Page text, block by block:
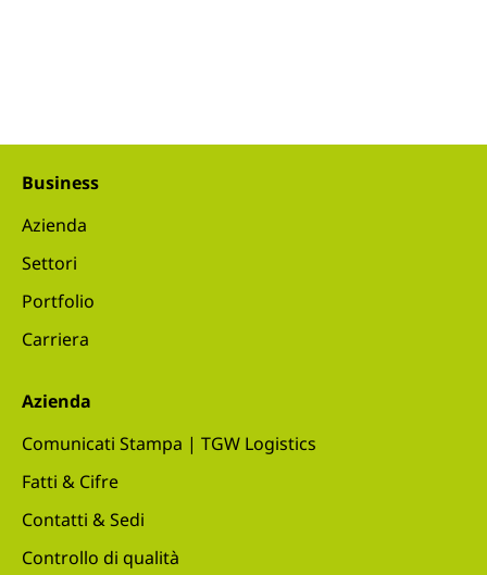
Business
Azienda
Settori
Portfolio
Carriera
Azienda
Comunicati Stampa | TGW Logistics
Fatti & Cifre
Contatti & Sedi
Controllo di qualità